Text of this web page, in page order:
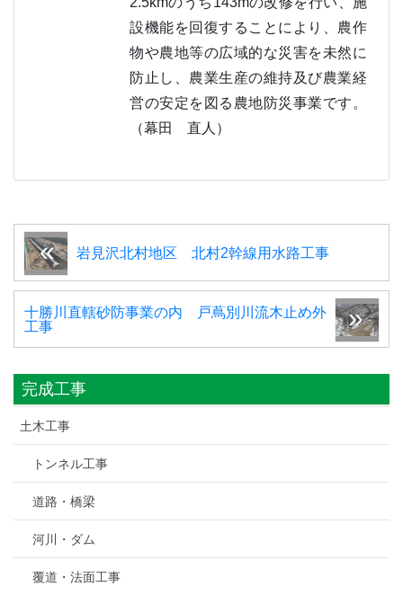
設機能を回復することにより、農作
物や農地等の広域的な災害を未然に
防止し、農業生産の維持及び農業経
営の安定を図る農地防災事業です。
（幕田 直人）
岩見沢北村地区 北村2幹線用水路工事
十勝川直轄砂防事業の内 戸蔦別川流木止め外
工事
完成工事
土木工事
トンネル工事
道路・橋梁
河川・ダム
覆道・法面工事